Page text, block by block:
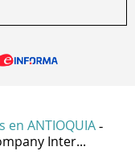
en ANTIOQUIA -
Inter...